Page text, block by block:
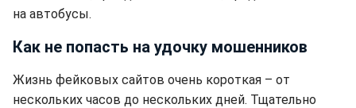
на автобусы.
Как не попасть на удочку мошенников
Жизнь фейковых сайтов очень короткая – от
нескольких часов до нескольких дней. Тщательно